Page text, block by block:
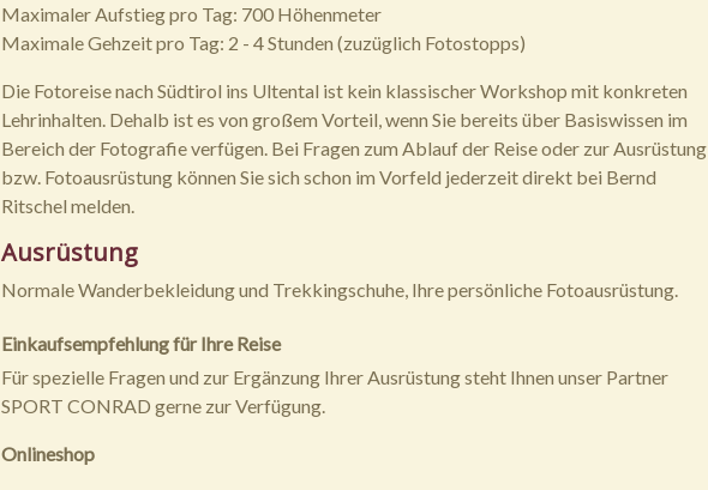
Maximaler Aufstieg pro Tag: 700 Höhenmeter
Maximale Gehzeit pro Tag: 2 - 4 Stunden (zuzüglich Fotostopps)
Die Fotoreise nach Südtirol ins Ultental ist kein klassischer Workshop mit konkreten
Lehrinhalten. Dehalb ist es von großem Vorteil, wenn Sie bereits über Basiswissen im
Bereich der Fotografie verfügen. Bei Fragen zum Ablauf der Reise oder zur Ausrüstung
bzw. Fotoausrüstung können Sie sich schon im Vorfeld jederzeit direkt bei Bernd
Ritschel melden.
Ausrüstung
Normale Wanderbekleidung und Trekkingschuhe, Ihre persönliche Fotoausrüstung.
Einkaufsempfehlung für Ihre Reise
Für spezielle Fragen und zur Ergänzung Ihrer Ausrüstung steht Ihnen unser Partner
SPORT CONRAD gerne zur Verfügung.
Onlineshop